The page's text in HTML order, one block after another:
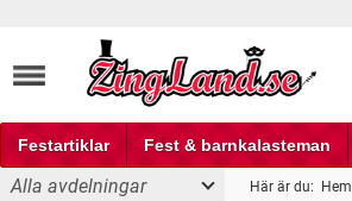
Festartiklar Fest & barnkalasteman
Fest och partyprylar
Alla avdelningar Här är du: Hem